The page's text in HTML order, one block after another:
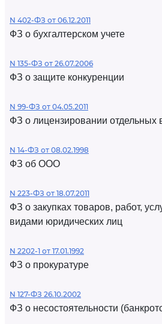
N 402-ФЗ от 06.12.2011
ФЗ о бухгалтерском учете
N 135-ФЗ от 26.07.2006
ФЗ о защите конкуренции
N 99-ФЗ от 04.05.2011
ФЗ о лицензировании отдельных
N 14-ФЗ от 08.02.1998
ФЗ об ООО
N 223-ФЗ от 18.07.2011
ФЗ о закупках товаров, работ,
видами юридических лиц
N 2202-1 от 17.01.1992
ФЗ о прокуратуре
N 127-ФЗ 26.10.2002
ФЗ о несостоятельности